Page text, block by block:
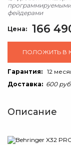
фейдерами
Цена: 166
ПОЛОЖИТЬ В
Гарантия: 12
Доставка: 600
Описание